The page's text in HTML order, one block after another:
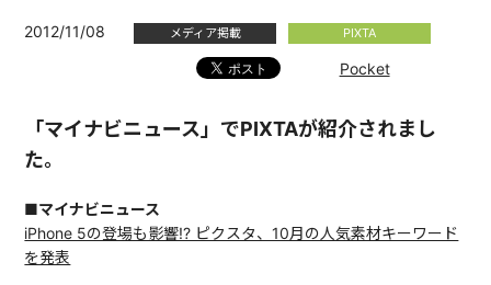
2012/11/08 メディア掲載 PIXTA
Pocket
「マイナビニュース」でPIXTAが紹介されまし
た。
■マイナビニュース
iPhone 5の登場も影響!? ピクスタ、10月の人気素材キーワード
を発表